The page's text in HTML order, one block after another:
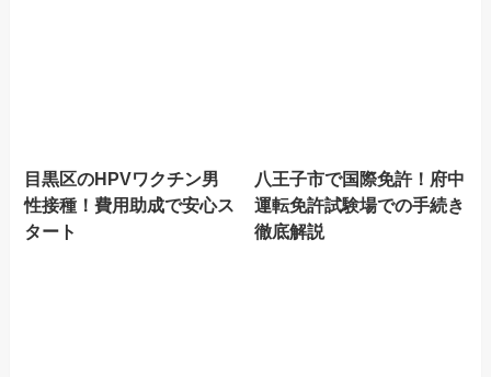
目黒区のHPVワクチン男
性接種！費用助成で安心ス
タート
八王子市で国際免許！府中
運転免許試験場での手続き
徹底解説